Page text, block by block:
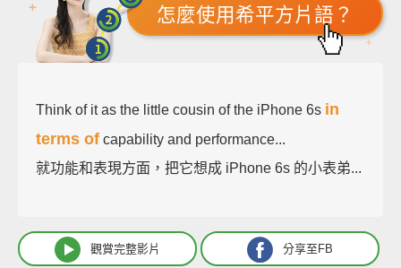
怎麼使用希平方片語？
Think of it as the little cousin of the iPhone 6s in
terms of capability and performance...
就功能和表現方面，把它想成 iPhone 6s 的小表弟...
觀賞完整影片 分享至FB